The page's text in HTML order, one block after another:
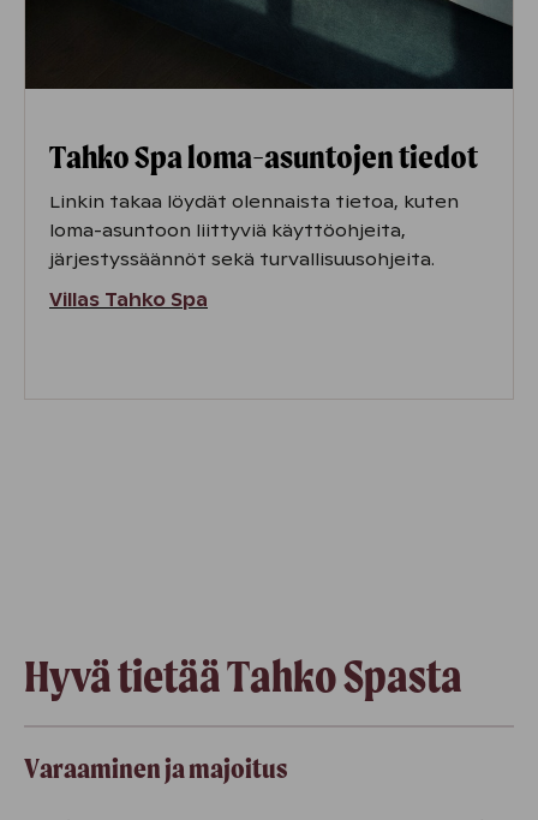
Tahko Spa loma-asuntojen tiedot
Linkin takaa löydät olennaista tietoa, kuten
loma-asuntoon liittyviä käyttöohjeita,
järjestyssäännöt sekä turvallisuusohjeita.
Villas Tahko Spa
Hyvä tietää Tahko Spasta
Varaaminen ja majoitus